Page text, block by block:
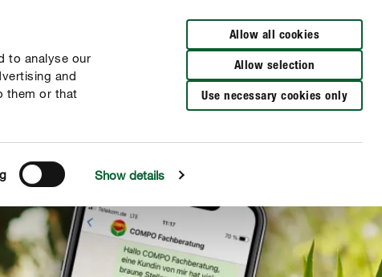
to analyse our
and
them or that
Show details
Allow all cookies
Allow selection
Use necessary cookies only